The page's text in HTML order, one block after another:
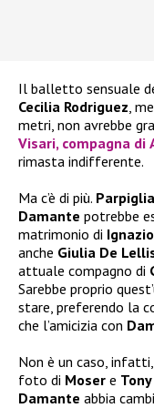
Il balletto sensuale
Cecilia Rodriguez ,
metri, non avrebbe
Visari, compagna di
rimasta indifferente.
Ma c’è di più. Parpiglia
Damante potrebbe
matrimonio di Ignazio
anche Giulia De
attuale compagno di
Sarebbe proprio
stare, preferendo la
che l’amicizia con
Non è un caso,
foto di Moser e Tony
Damante abbia